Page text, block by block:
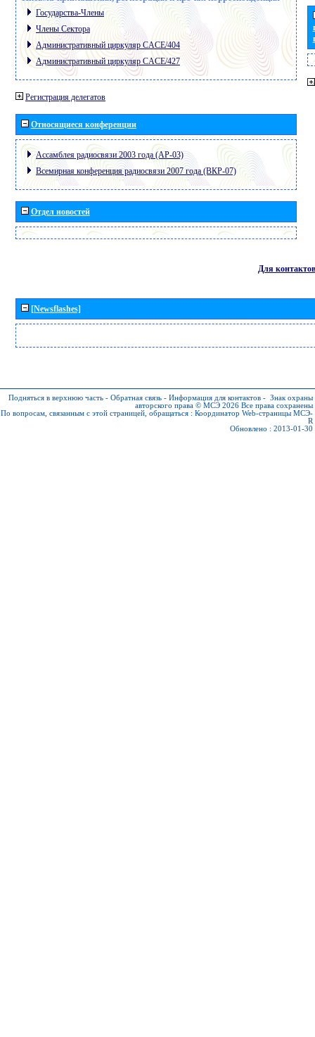
Государства-Члены
Члены Сектора
Административный циркуляр CACE/404
Административный циркуляр CACE/427
Регистрация делегатов
Относящиеся конференции
Ассамблея радиосвязи 2003 года (АР-03)
Всемирная конференция радиосвязи 2007 года (ВКР-07)
Отдел новостей
Для контактов
[Newsflashes]
Подняться в верхнюю часть - Обратная связь - Информация для контактов - Знак охраны
авторского права © МСЭ 2026 Все права сохранены
По вопросам, связанным с этой страницей, обращаться : Координатор Web-страницы МСЭ-
R
Обновлено : 2013-01-30